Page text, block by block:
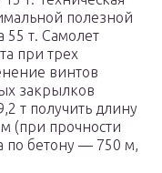
полезной
55 т. Самолет
при трех
винтов
закрылков
т получить длину
(при прочности
по бетону — 750 м,